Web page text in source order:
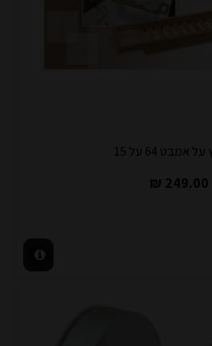
64 על 15
249.00 ₪